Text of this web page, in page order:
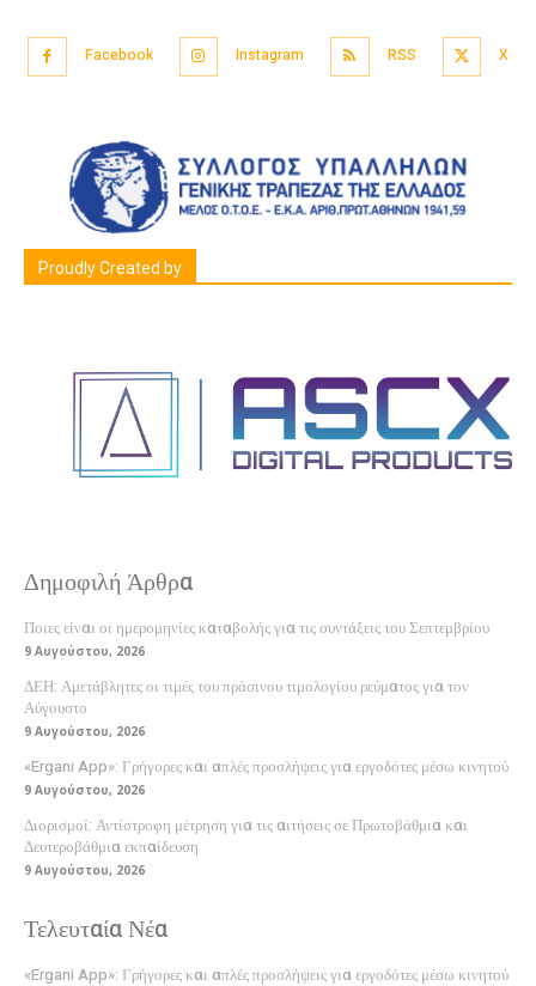
Facebook Instagram RSS X
Proudly Created by
Δημοφιλή Άρθρα
Ποιες είναι οι ημερομηνίες καταβολής για τις συντάξεις του Σεπτεμβρίου
9 Αυγούστου, 2026
ΔΕΗ: Αμετάβλητες οι τιμές του πράσινου τιμολογίου ρεύματος για τον
Αύγουστο
9 Αυγούστου, 2026
«Ergani App»: Γρήγορες και απλές προσλήψεις για εργοδότες μέσω κινητού
9 Αυγούστου, 2026
Διορισμοί: Αντίστροφη μέτρηση για τις αιτήσεις σε Πρωτοβάθμια και
Δευτεροβάθμια εκπαίδευση
9 Αυγούστου, 2026
Τελευταία Νέα
«Ergani App»: Γρήγορες και απλές προσλήψεις για εργοδότες μέσω κινητού